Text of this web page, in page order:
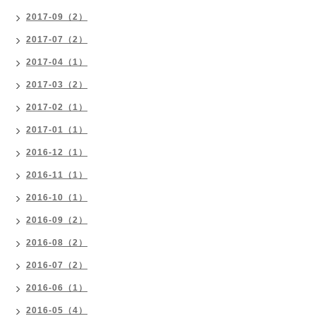
2017-09（2）
2017-07（2）
2017-04（1）
2017-03（2）
2017-02（1）
2017-01（1）
2016-12（1）
2016-11（1）
2016-10（1）
2016-09（2）
2016-08（2）
2016-07（2）
2016-06（1）
2016-05（4）